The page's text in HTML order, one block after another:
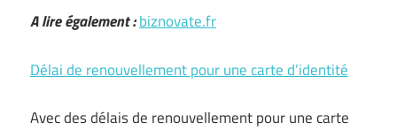
A lire également :biznovate.fr
Délai de renouvellement pour une carte d’identité
Avec des délais de renouvellement pour une carte